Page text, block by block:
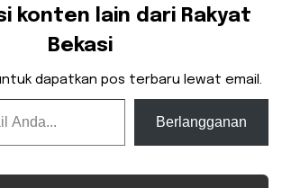
konten lain dari Rakyat
Bekasi
dapatkan pos terbaru lewat email.
Berlangganan